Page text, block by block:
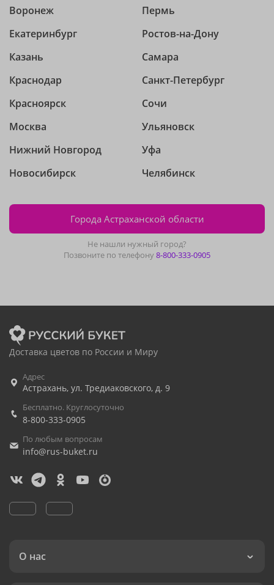
Воронеж
Екатеринбург
Казань
Краснодар
Красноярск
Москва
Нижний Новгород
Новосибирск
Пермь
Ростов-на-Дону
Самара
Санкт-Петербург
Сочи
Ульяновск
Уфа
Челябинск
Города Астраханской области
Не нашли нужный город?
Позвоните по телефону8-800-333-0905
Доставка цветов по России и Миру
Адрес
Астрахань, ул. Тредиаковского, д. 9
Бесплатно. Круглосуточно
8-800-333-0905
По любым вопросам
info@rus-buket.ru
О нас